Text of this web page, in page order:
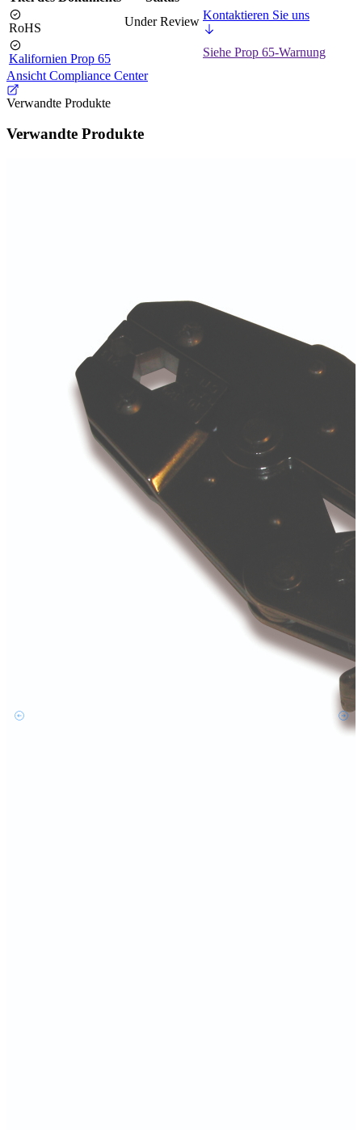
RoHS Under Review Kontaktieren Sie uns
Kalifornien Prop 65
Siehe Prop 65-Warnung
Ansicht Compliance Center
Verwandte Produkte
Verwandte Produkte